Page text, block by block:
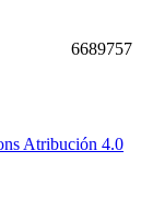
6689757
Atribución 4.0